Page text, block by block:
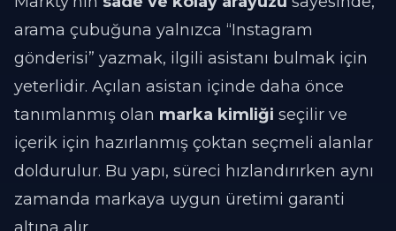
arama çubuğuna yalnızca “Instagram
gönderisi” yazmak, ilgili asistanı bulmak için
yeterlidir. Açılan asistan içinde daha önce
tanımlanmış olan marka kimliği seçilir ve
içerik için hazırlanmış çoktan seçmeli alanlar
doldurulur. Bu yapı, süreci hızlandırırken aynı
zamanda markaya uygun üretimi garanti